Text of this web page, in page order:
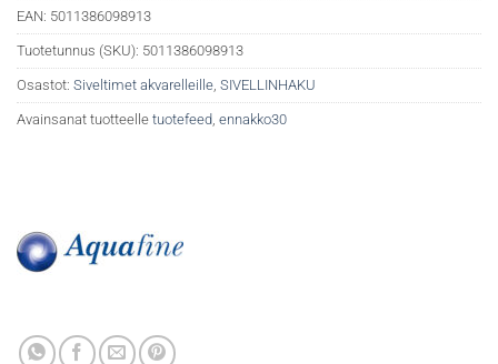
EAN: 5011386098913
Tuotetunnus (SKU): 5011386098913
Osastot: Siveltimet akvarelleille, SIVELLINHAKU
Avainsanat tuotteelle tuotefeed, ennakko30